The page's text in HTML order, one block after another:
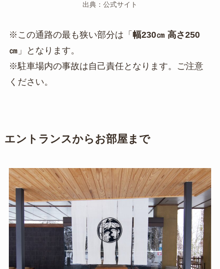
出典：公式サイト
※この通路の最も狭い部分は「 幅230㎝ 高さ250
㎝ 」となります。
※駐車場内の事故は自己責任となります。ご注意
ください。
エントランスからお部屋まで